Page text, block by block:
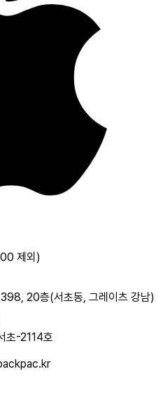
제외)
20층(서초동, 그레이츠 강남)
초-2114호